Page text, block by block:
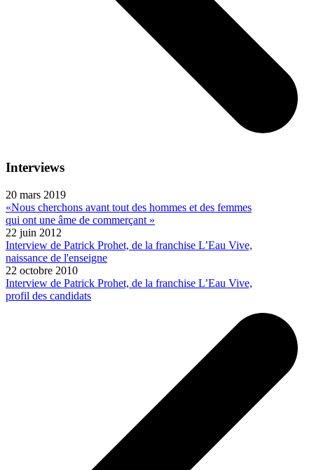
Interviews
20 mars 2019
«Nous cherchons avant tout des hommes et des femmes
qui ont une âme de commerçant »
22 juin 2012
Interview de Patrick Prohet, de la franchise L’Eau Vive,
naissance de l'enseigne
22 octobre 2010
Interview de Patrick Prohet, de la franchise L’Eau Vive,
profil des candidats